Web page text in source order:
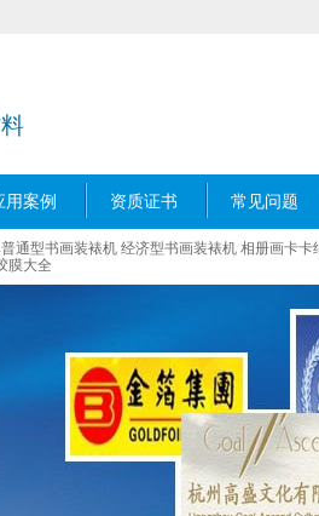
用案例 资质证书 常见问题
通型书画装裱机 经济型书画装裱机 相册画卡卡
膜大全